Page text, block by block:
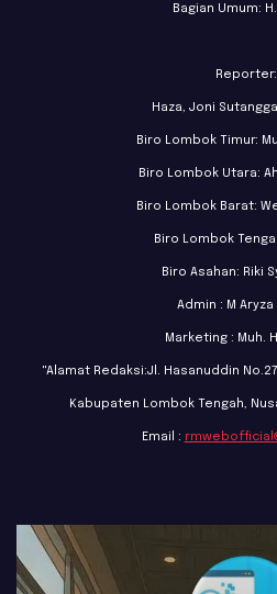
Bagian Umum:
Reporter:
Haza, Joni
Biro Lombok Timur:
Biro Lombok Utara:
Biro Lombok Barat:
Biro Lombok
Biro Asahan: Riki
Admin : M Aryza
Marketing : Muh.
"Alamat Redaksi:Jl. Hasanuddin
Kabupaten Lombok Tengah,
Email :